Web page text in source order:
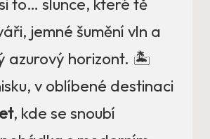
to… slunce, které tě
jemné šumění vln a
azurový horizont. 🏝️
v oblíbené destinaci
, kde se snoubí